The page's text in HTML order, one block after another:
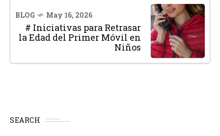
BLOG May 16, 2026
# Iniciativas para Retrasar
la Edad del Primer Móvil en
Niños
SEARCH